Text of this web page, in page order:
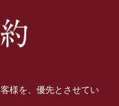
様を、優先とさせてい